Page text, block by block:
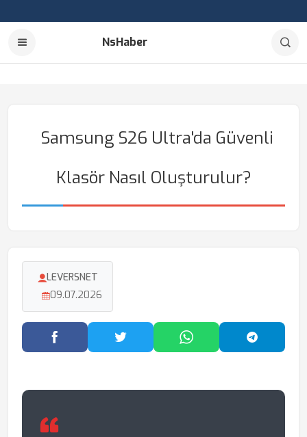
NsHaber
Samsung S26 Ultra'da Güvenli
Klasör Nasıl Oluşturulur?
LEVERSNET
09.07.2026
Facebook'ta PaylaşTwitter'da PaylaşWhatsApp'ta Paylaş